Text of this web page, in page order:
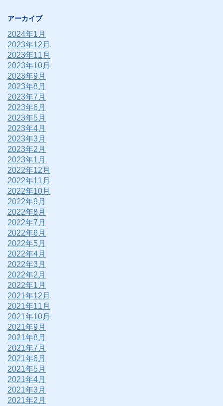
アーカイブ
2024年1月
2023年12月
2023年11月
2023年10月
2023年9月
2023年8月
2023年7月
2023年6月
2023年5月
2023年4月
2023年3月
2023年2月
2023年1月
2022年12月
2022年11月
2022年10月
2022年9月
2022年8月
2022年7月
2022年6月
2022年5月
2022年4月
2022年3月
2022年2月
2022年1月
2021年12月
2021年11月
2021年10月
2021年9月
2021年8月
2021年7月
2021年6月
2021年5月
2021年4月
2021年3月
2021年2月